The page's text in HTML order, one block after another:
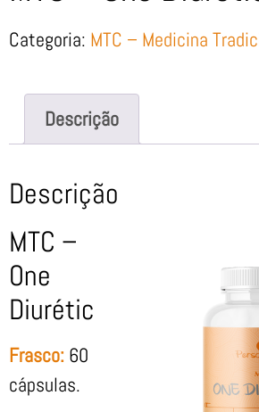
Categoria: MTC – Medicina
Descrição
Descrição
MTC –
One
Diurétic
Frasco: 60
cápsulas.